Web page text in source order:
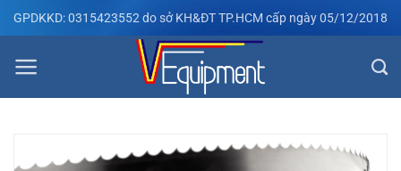
Bỏ
qua
nội
dung
GPDKKD: 0315423552 do sở KH&ĐT TP.HCM cấp ngày 05/12/2018